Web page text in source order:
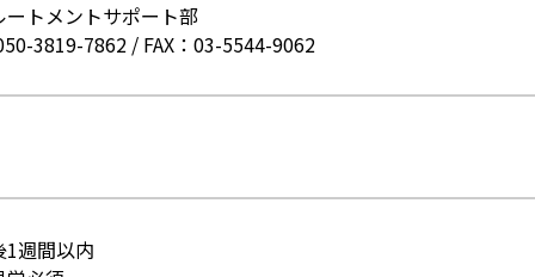
ートメントサポート部
3819-7862 / FAX：03-5544-9062
1週間以内